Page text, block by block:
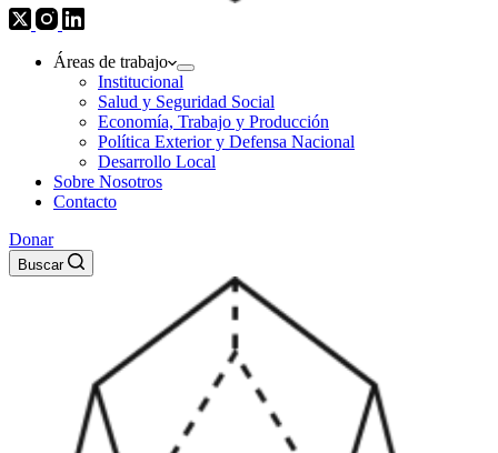
Áreas de trabajo
Institucional
Salud y Seguridad Social
Economía, Trabajo y Producción
Política Exterior y Defensa Nacional
Desarrollo Local
Sobre Nosotros
Contacto
Donar
Buscar